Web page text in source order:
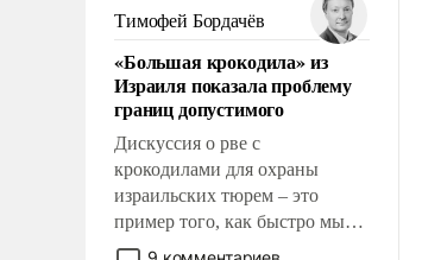
налогоплательщиков и где
Еревану за свои поступки не
нужно отвечать.
Тимофей Бордачёв
«Большая крокодила» из
Израиля показала проблему
границ допустимого
Дискуссия о рве с
крокодилами для охраны
израильских тюрем – это
пример того, как быстро мы
двигаемся по пути